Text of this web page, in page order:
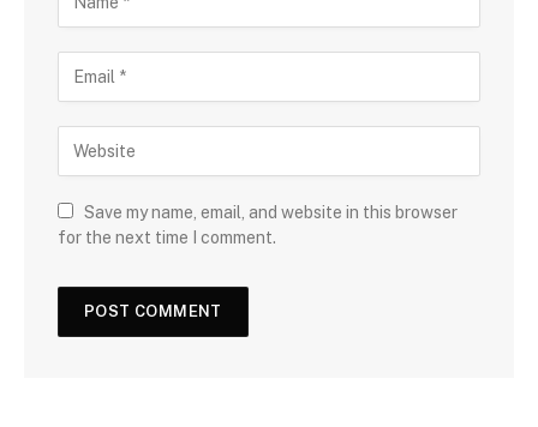
Save my name, email, and website in this browser
for the next time I comment.